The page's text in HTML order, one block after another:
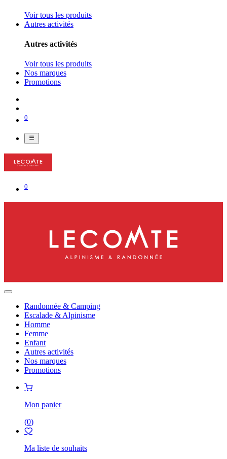
Voir tous les produits
Autres activités
Autres activités
Voir tous les produits
Nos marques
Promotions
0
0
Randonnée & Camping
Escalade & Alpinisme
Homme
Femme
Enfant
Autres activités
Nos marques
Promotions
Mon panier
(0)
Ma liste de souhaits